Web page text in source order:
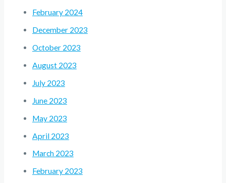
February 2024
December 2023
October 2023
August 2023
July 2023
June 2023
May 2023
April 2023
March 2023
February 2023